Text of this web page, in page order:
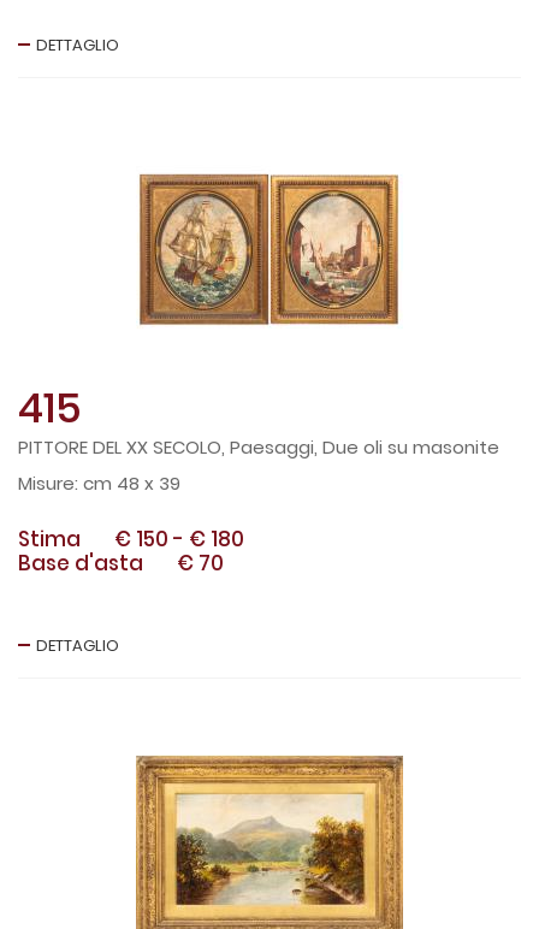
DETTAGLIO
415
PITTORE DEL XX SECOLO, Paesaggi, Due oli su masonite
cm 48 x 39
Stima € 150 - € 180
Base d'asta
€ 70
DETTAGLIO